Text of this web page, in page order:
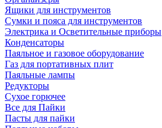
Ящики для инструментов
Сумки и пояса для инструментов
Электрика и Осветительные приборы
Конденсаторы
Паяльное и газовое оборудование
Газ для портативных плит
Паяльные лампы
Редукторы
Сухое горючее
Все для Пайки
Пасты для пайки